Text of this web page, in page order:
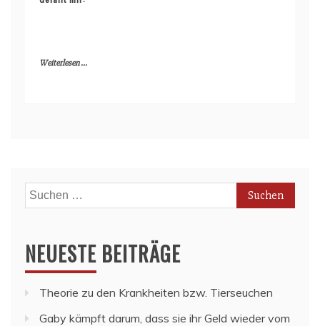
Weiterlesen ...
Suchen
nach:
NEUESTE BEITRÄGE
Theorie zu den Krankheiten bzw. Tierseuchen
Gaby kämpft darum, dass sie ihr Geld wieder vom